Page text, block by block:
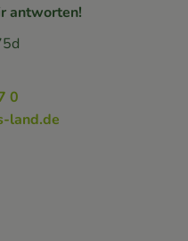
antworten!
0
land.de